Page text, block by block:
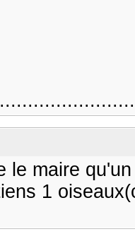
le maire
1